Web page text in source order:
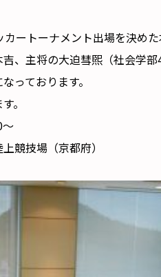
ートーナメント出場を決め
、主将の大迫彗煕（社会学
っております。
。
技場（京都府）